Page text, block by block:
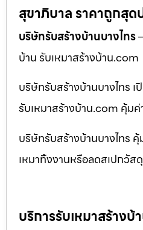
สุขาภิบาล ราคาถูกสุด
บริษัทรับสร้างบ้านบางไทร
บ้าน รับเหมาสร้างบ้าน.com
บริษัทรับสร้างบ้านบางไทร
รับเหมาสร้างบ้าน.com คุ้ม
บริษัทรับสร้างบ้านบางไทร
เหมาทิ้งงานหรือลดสเปกวัส
บริการรับเหมาสร้าง